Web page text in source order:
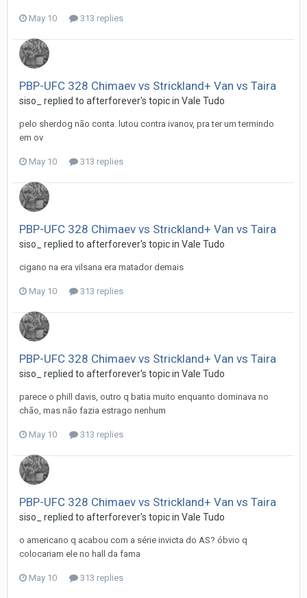
May 10 313 replies
PBP-UFC 328 Chimaev vs Strickland+ Van vs Taira
siso_ replied to afterforever's topic in Vale Tudo
pelo sherdog não conta. lutou contra ivanov, pra ter um termindo
em ov
May 10 313 replies
PBP-UFC 328 Chimaev vs Strickland+ Van vs Taira
siso_ replied to afterforever's topic in Vale Tudo
cigano na era vilsana era matador demais
May 10 313 replies
PBP-UFC 328 Chimaev vs Strickland+ Van vs Taira
siso_ replied to afterforever's topic in Vale Tudo
parece o phill davis, outro q batia muito enquanto dominava no
chão, mas não fazia estrago nenhum
May 10 313 replies
PBP-UFC 328 Chimaev vs Strickland+ Van vs Taira
siso_ replied to afterforever's topic in Vale Tudo
o americano q acabou com a série invicta do AS? óbvio q
colocariam ele no hall da fama
May 10 313 replies